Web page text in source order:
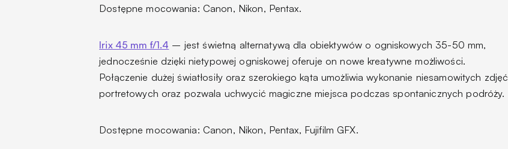
Dostępne mocowania: Canon, Nikon, Pentax.
Irix 45 mm f/1.4 – jest świetną alternatywą dla obiektywów o ogniskowych 35-50 mm,
jednocześnie dzięki nietypowej ogniskowej oferuje on nowe kreatywne możliwości.
Połączenie dużej światłosiły oraz szerokiego kąta umożliwia wykonanie niesamowitych zdjęć
portretowych oraz pozwala uchwycić magiczne miejsca podczas spontanicznych podróży.
Dostępne mocowania: Canon, Nikon, Pentax, Fujifilm GFX.